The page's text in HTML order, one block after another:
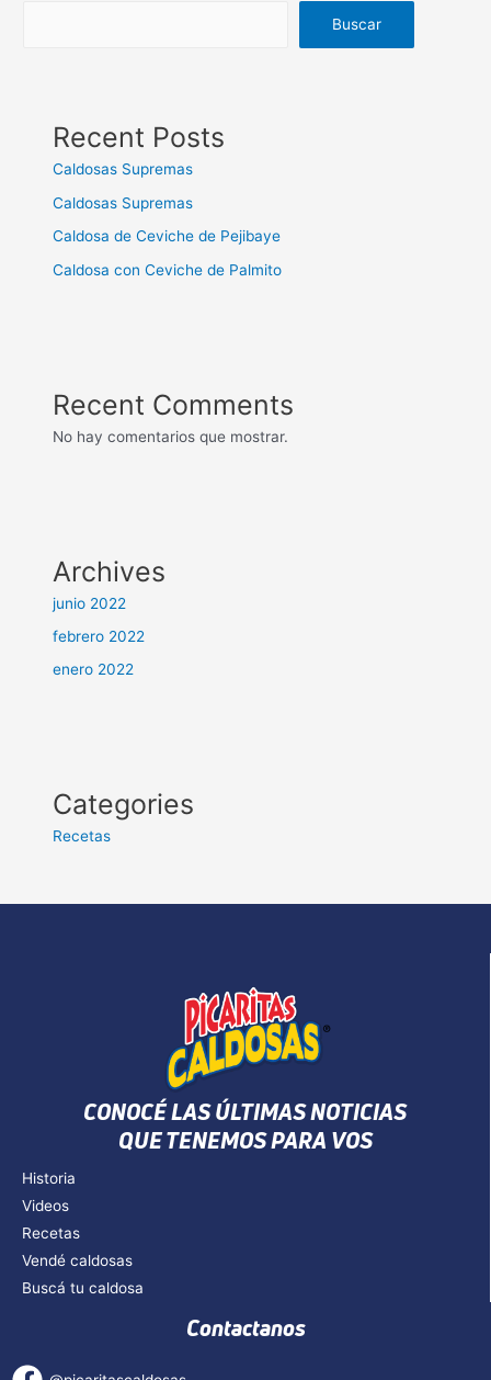
Buscar
Recent Posts
Caldosas Supremas
Caldosas Supremas
Caldosa de Ceviche de Pejibaye
Caldosa con Ceviche de Palmito
Recent Comments
No hay comentarios que mostrar.
Archives
junio 2022
febrero 2022
enero 2022
Categories
Recetas
CONOCÉ LAS ÚLTIMAS NOTICIAS
QUE TENEMOS PARA VOS
Historia
Videos
Recetas
Vendé caldosas
Buscá tu caldosa
Contactanos